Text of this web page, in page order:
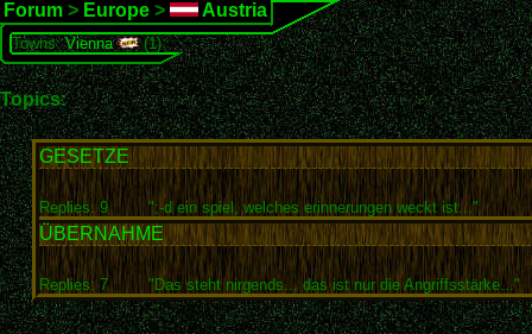
Forum > Europe > Austria
Towns:Vienna (1)
Topics:
GESETZE
Replies: 9 ";-d ein spiel, welches erinnerungen weckt ist..."
ÜBERNAHME
Replies: 7 "Das steht nirgends... das ist nur die Angriffsstärke..."